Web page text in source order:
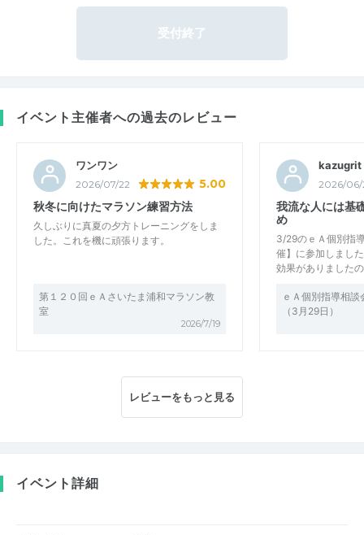
受付終了
イベント主催者への過去のレビュー
ワンワン
2026/07/22 5.00
秋冬に向けたマラソン練習方法
久しぶりに真夏の夕方トレーニングをしま
した。これを機に頑張ります。
第１２０回ｅＡさいたま浦和マラソン教
室
2026/7/19
kazugrit
2026/
我流な人には基
め
3/29のｅＡ個別指
催】に参加しまし
効果がありました
ｅＡ個別指導相
（3月29日）
レビューをもっと見る
イベント詳細